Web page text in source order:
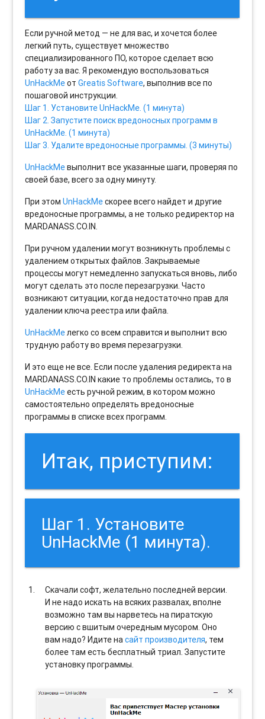
Если ручной метод — не для вас, и хочется более
легкий путь, существует множество
специализированного ПО, которое сделает всю
работу за вас. Я рекомендую воспользоваться
UnHackMeотGreatis Software, выполнив все по
пошаговой инструкции.
Шаг 1. Установите UnHackMe. (1 минута)
Шаг 2. Запустите поиск вредоносных программ в
UnHackMe. (1 минута)
Шаг 3. Удалите вредоносные программы. (3 минуты)
UnHackMeвыполнит все указанные шаги, проверяя по
своей базе, всего за одну минуту.
При этомUnHackMeскорее всего найдет и другие
вредоносные программы, а не только редиректор на
MARDANASS.CO.IN.
При ручном удалении могут возникнуть проблемы с
удалением открытых файлов. Закрываемые
процессы могут немедленно запускаться вновь, либо
могут сделать это после перезагрузки. Часто
возникают ситуации, когда недостаточно прав для
удалении ключа реестра или файла.
UnHackMeлегко со всем справится и выполнит всю
трудную работу во время перезагрузки.
И это еще не все. Если после удаления редиректа на
MARDANASS.CO.IN какие то проблемы остались, то в
UnHackMeесть ручной режим, в котором можно
самостоятельно определять вредоносные
программы в списке всех программ.
Итак, приступим:
Шаг 1. Установите
UnHackMe (1 минута).
Скачали софт, желательно последней версии.
И не надо искать на всяких развалах, вполне
возможно там вы нарветесь на пиратскую
версию с вшитым очередным мусором. Оно
вам надо? Идите насайт производителя, тем
более там есть бесплатный триал. Запустите
установку программы.